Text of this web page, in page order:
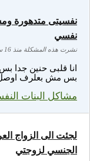
انا قلبى حنين جدا
بس مش بعلرف اوصل
مشاكل البنات
نفسيتى متدهورة
نفسي
نشرت هذه المشكلة منذ 16 سنة
لجئت الى الزواج
الجنسي لزوجتي